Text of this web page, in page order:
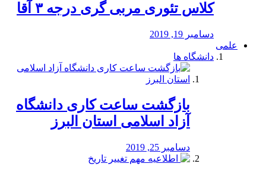
کلاس تئوری مربی گری درجه ۳ آقا
دسامبر 19, 2019
علمی
دانشگاه ها
بازگشت ساعت کاری دانشگاه
آزاد اسلامی استان البرز
دسامبر 25, 2019